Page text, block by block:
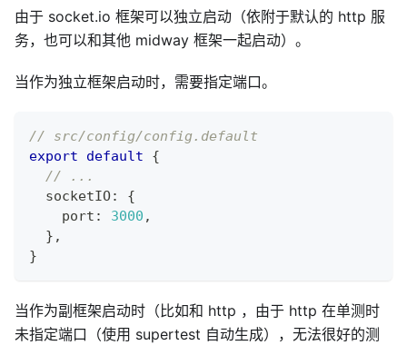
由于 socket.io 框架可以独立启动（依附于默认的 http 服
务，也可以和其他 midway 框架一起启动）。
当作为独立框架启动时，需要指定端口。
// src/config/config.default
export
default
{
// ...
  socketIO
:
{
    port
: 3000 ,
} ,
}
当作为副框架启动时（比如和 http ，由于 http 在单测时
未指定端口（使用 supertest 自动生成），无法很好的测